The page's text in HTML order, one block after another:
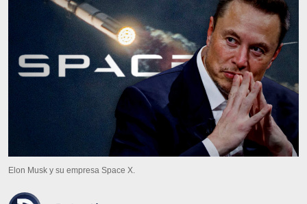
Elon Musk y su empresa Space X.